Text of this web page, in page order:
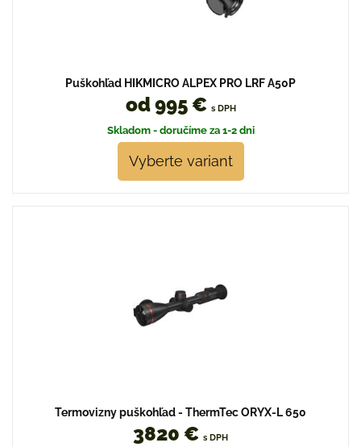
Puškohľad HIKMICRO ALPEX PRO LRF A50P
od 995 € s DPH
Skladom - doručíme za 1-2 dni
Vyberte variant
Termovizny puškohľad - ThermTec ORYX-L 650
3820 € s DPH